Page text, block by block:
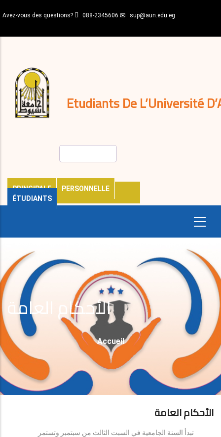
au
principal
Avez-vous des questions? 088-2345606 sup@aun.edu.eg
Etudiants De L’Université
PRINCIPALE
PERSONNELLE
ÉTUDIANTS
décisions
Expatriés
Journal
الأحكام العامة
Fil
D'Ariane
Accueil
الأحكام العامة
تبدأ السنة الجامعية في السبت الثالث من سبتمبر وتستمر